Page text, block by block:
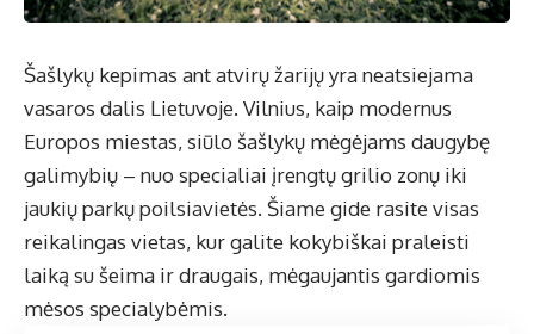
Šašlykų kepimas ant atvirų žarijų yra neatsiejama
vasaros dalis Lietuvoje. Vilnius, kaip modernus
Europos miestas, siūlo šašlykų mėgėjams daugybę
galimybių – nuo specialiai įrengtų grilio zonų iki
jaukių parkų poilsiavietės. Šiame gide rasite visas
reikalingas vietas, kur galite kokybiškai praleisti
laiką su šeima ir draugais, mėgaujantis gardiomis
mėsos specialybėmis.